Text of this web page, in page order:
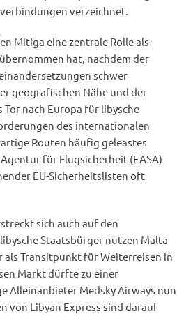
verzeichnet.
Mitiga eine zentrale Rolle als
hat, nachdem der
schwer
geografischen Nähe und der
nach Europa für libysche
des internationalen
Routen häufig geleastes
für Flugsicherheit (EASA)
EU-Sicherheitslisten oft
sich auch auf den
Staatsbürger nutzen Malta
Transitpunkt für Weiterreisen in
Markt dürfte zu einer
Alleinanbieter Medsky Airways nun
von Libyan Express sind darauf